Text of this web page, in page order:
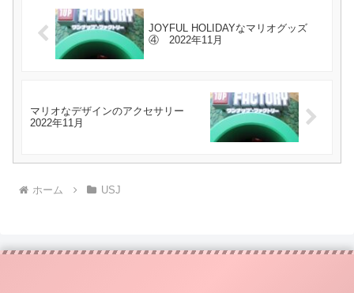
JOYFUL HOLIDAYなマリオグッズ
④ 2022年11月
マリオなデザインのアクセサリー
2022年11月
ホーム USJ